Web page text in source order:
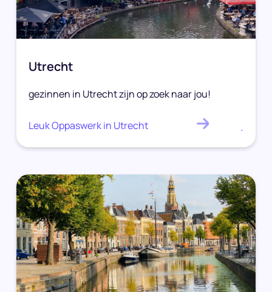
Utrecht
gezinnen in Utrecht zijn op zoek naar jou!
Leuk Oppaswerk in Utrecht .